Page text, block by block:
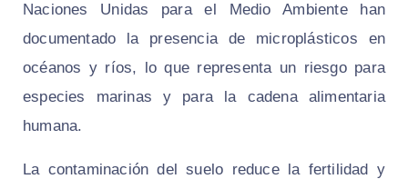
Naciones Unidas para el Medio Ambiente han
documentado la presencia de microplásticos en
océanos y ríos, lo que representa un riesgo para
especies marinas y para la cadena alimentaria
humana.
La contaminación del suelo reduce la fertilidad y